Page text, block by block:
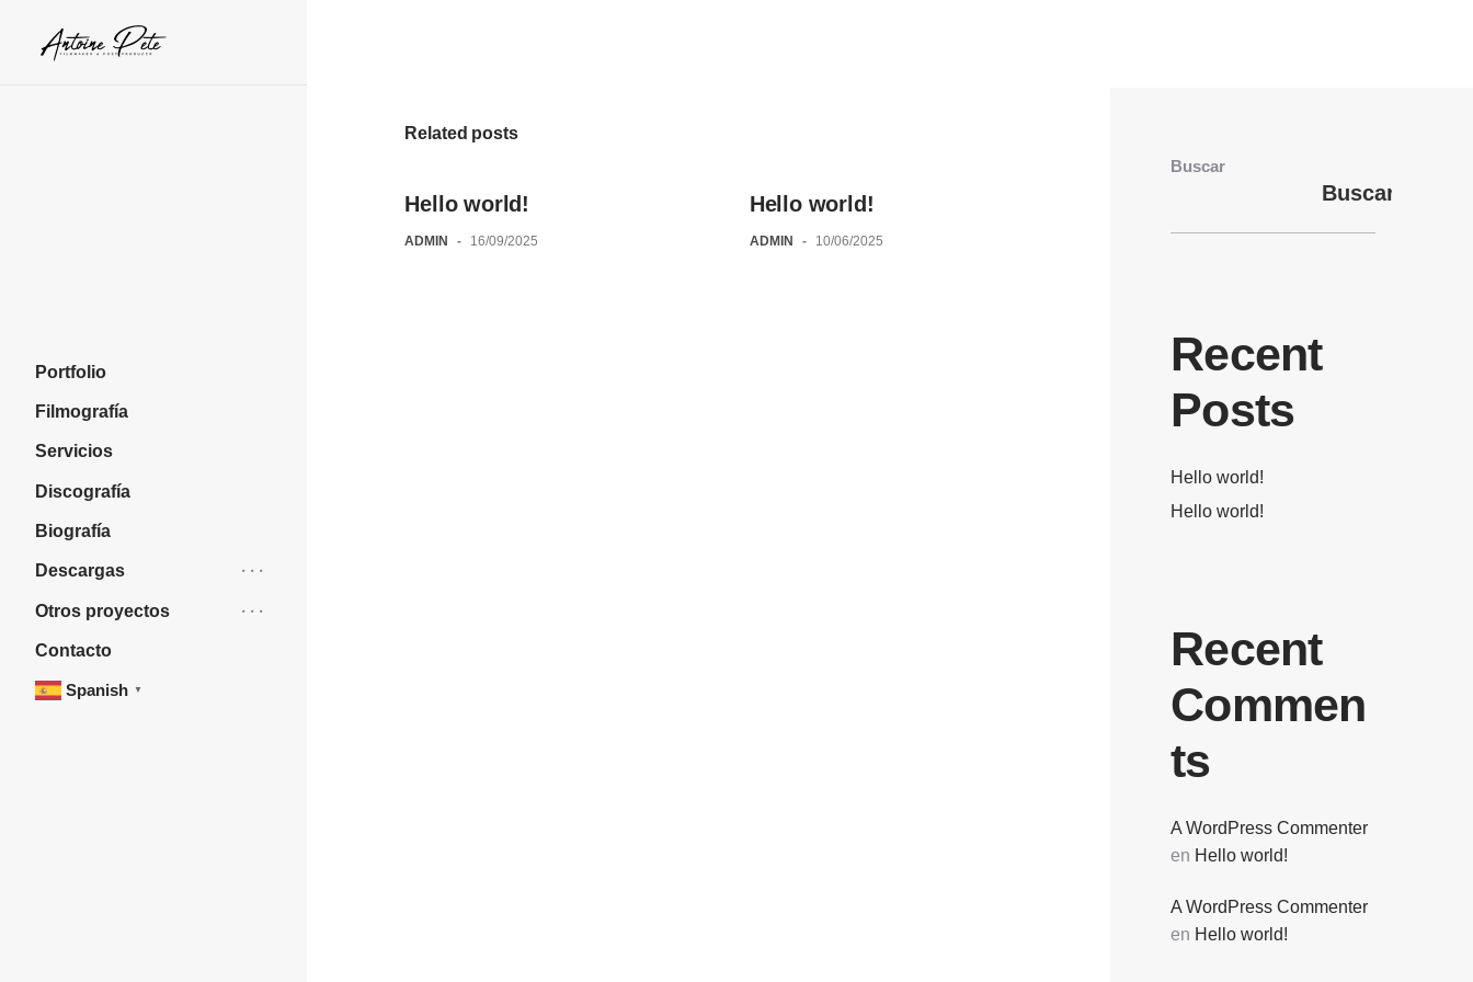
Portfolio
Filmografía
Servicios
Discografía
Biografía
Descargas
Otros proyectos
Contacto
Spanish ▼
Related posts
Hello world!
ADMIN - 16/09/2025
Hello world!
ADMIN - 10/06/2025
Buscar
Buscar
Recent
Posts
Hello world!
Hello world!
Recent
Commen
ts
A WordPress Commenter
en Hello world!
A WordPress Commenter
en Hello world!